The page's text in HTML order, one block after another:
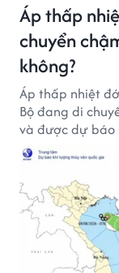
Áp thấp
chuyển
không?
Áp thấp nhiệt
Bộ đang di
và được dự báo